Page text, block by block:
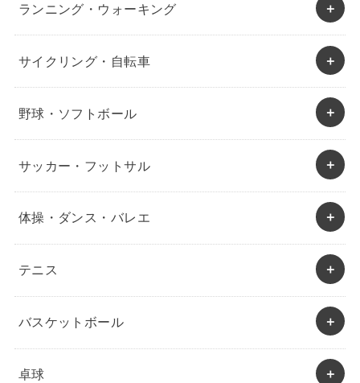
ランニング・ウォーキング
サイクリング・自転車
野球・ソフトボール
サッカー・フットサル
体操・ダンス・バレエ
テニス
バスケットボール
卓球